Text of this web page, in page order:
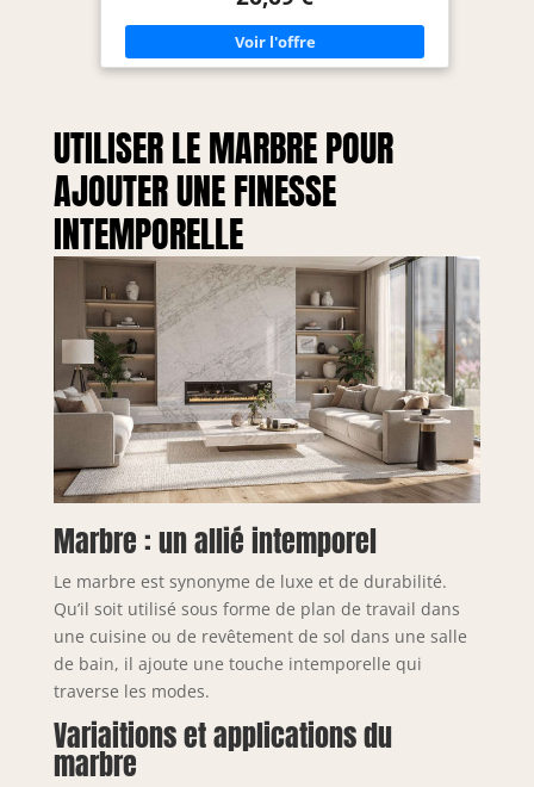
et créatif. 100 % Bois de paulownia : Chaque
étagère murale est construite avec une planche de
bois naturel de paulownia de 1,5 cm d’épaisseur,
fabriquée à partir de 100 % de bois de paulownia
provenant d’arbres âgés de 5 ans. La texture en
n'importe quel style de décor. Deux façons
d'installer : fixez-les au mur comme étagères
flottantes minimalistes avec des supports
dissimulés (charge maximale de 4,5 kg), ou
étagères murales standard avec supports en
dessous pour supporter des objets plus lourds
(charge maximale de 18 kg). Arrangement flexible :
utilisez toutes les étagères flottantes ensemble
dans une pièce ou à différents endroits de la
maison. Les grandes étagères murales
conviennent aux espaces tels que les salons,
tandis que les petites étagères s'adaptent bien aux
chambres et aux salles de bains. Deux couleurs
élégantes : Choisissez la bonne couleur (rustique
et noire) de nos étagères flottantes pour
correspondre à votre intérieur et à vos
préférences.
UTILISER LE MARBRE POUR
AJOUTER UNE FINESSE
INTEMPORELLE
Marbre : un allié intemporel
Le marbre est synonyme de luxe et de durabilité.
Qu’il soit utilisé sous forme de plan de travail dans
une cuisine ou de revêtement de sol dans une salle
de bain, il ajoute une touche intemporelle qui
traverse les modes.
Variaitions et applications du
marbre